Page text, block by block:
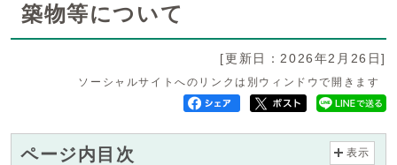
築物等について
[更新日：2026年2月26日]
ソーシャルサイトへのリンクは別ウィンドウで開きます
ページ内目次 表示